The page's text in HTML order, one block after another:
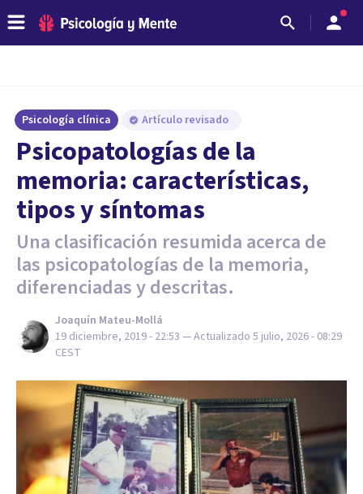
Psicología clínica Artículo revisado
Psicopatologías de la
memoria: características,
tipos y síntomas
Una clasificación resumida acerca de
las psicopatologías de la memoria,
diferenciadas y descritas.
Joaquín Mateu-Mollá
19 diciembre, 2019 - 22:53 — Actualizado 5 julio, 2026 - 08:29
CEST